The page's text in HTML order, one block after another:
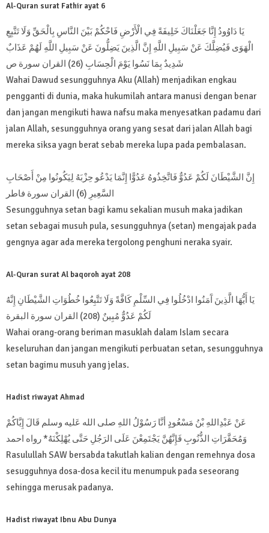
Al-Quran surat Fathir ayat 6
يَا دَاوُودُ إِنَّا جَعَلْنَاكَ خَلِيفَةً فِي الْأَرْضِ فَاحْكُمْ بَيْنَ النَّاسِ بِالْحَقِّ وَلَا تَتَّبِعِ
الْهَوَى فَيُضِلَّكَ عَنْ سَبِيلِ اللَّهِ إِنَّ الَّذِينَ يَضِلُّونَ عَنْ سَبِيلِ اللَّهِ لَهُمْ عَذَابٌ
شَدِيدٌ بِمَا نَسُوا يَوْمَ الْحِسَابِ (26) القران سورة ص
Wahai Dawud sesungguhnya Aku (Allah) menjadikan engkau
pengganti di dunia, maka hukumilah antara manusi dengan benar
dan jangan mengikuti hawa nafsu maka menyesatkan padamu dari
jalan Allah, sesungguhnya orang yang sesat dari jalan Allah bagi
mereka siksa yagn berat sebab mereka lupa pada pembalasan.
إِنَّ الشَّيْطَانَ لَكُمْ عَدُوٌّ فَاتَّخِذُوهُ عَدُوًّا إِنَّمَا يَدْعُو حِزْبَهُ لِيَكُونُوا مِنْ أَصْحَابِ
السَّعِيرِ (6) القران سورة فاطر
Sesungguhnya setan bagi kamu sekalian musuh maka jadikan
setan sebagai musuh pula, sesungguhnya (setan) mengajak pada
gengnya agar ada mereka tergolong penghuni neraka syair.
Al-Quran surat Al baqoroh ayat 208
يَا أَيُّهَا الَّذِينَ آَمَنُوا ادْخُلُوا فِي السِّلْمِ كَافَّةً وَلَا تَتَّبِعُوا خُطُوَاتِ الشَّيْطَانِ إِنَّهُ
لَكُمْ عَدُوٌّ مُبِينٌ (208) القران سورة البقرة
Wahai orang-orang beriman masuklah dalam Islam secara
keseluruhan dan jangan mengikuti perbuatan setan, sesungguhnya
setan bagimu musuh yang jelas.
Hadist riwayat Ahmad
عَنْ عَبْدِاللهِ بْنُ مَسْعُودٍ أنَّا رَسُوْلُ اللهِ صلى الله عَليه وسلم قَالَ إِيَّاكُمْ
وَمُحَقَّرَاتِ الذُّنُوبِ فَإِنَّهُنَّ يَجْتَمِعْنَ عَلَى الرَجُلِ حَتَّى يُهْلِكْنَهُ* رواه احمد
Rasulullah SAW bersabda takutlah kalian dengan remehnya dosa
sesugguhnya dosa-dosa kecil itu menumpuk pada seseorang
sehingga merusak padanya.
Hadist riwayat Ibnu Abu Dunya